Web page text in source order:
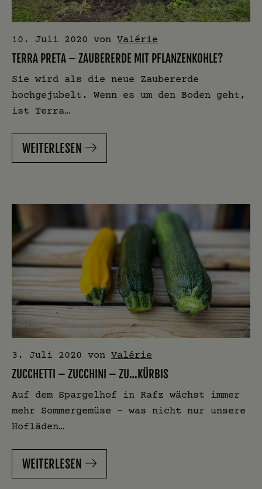
10. Juli 2020 von Valérie
TERRA PRETA – ZAUBERERDE MIT PFLANZENKOHLE?
Sie wird als die neue Zaubererde
hochgejubelt. Wenn es um den Boden geht,
ist Terra…
WEITERLESEN
3. Juli 2020 von Valérie
ZUCCHETTI – ZUCCHINI – ZU…KÜRBIS
Auf dem Spargelhof in Rafz wächst immer
mehr Sommergemüse – was nicht nur unsere
Hofläden…
WEITERLESEN